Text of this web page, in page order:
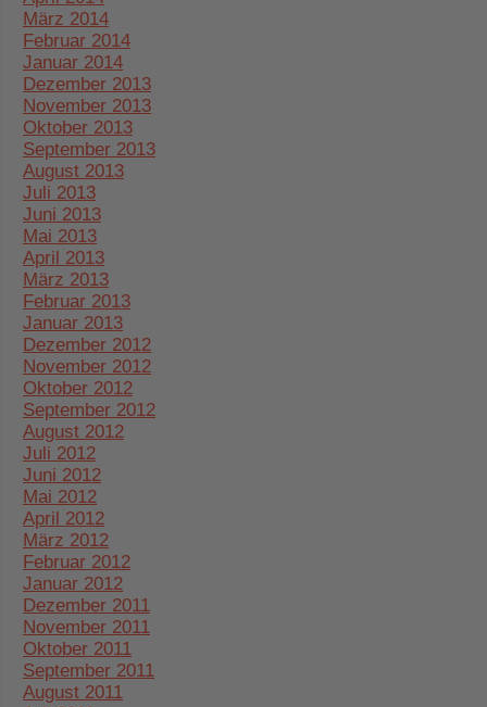
März 2014
Februar 2014
Januar 2014
Dezember 2013
November 2013
Oktober 2013
September 2013
August 2013
Juli 2013
Juni 2013
Mai 2013
April 2013
März 2013
Februar 2013
Januar 2013
Dezember 2012
November 2012
Oktober 2012
September 2012
August 2012
Juli 2012
Juni 2012
Mai 2012
April 2012
März 2012
Februar 2012
Januar 2012
Dezember 2011
November 2011
Oktober 2011
September 2011
August 2011